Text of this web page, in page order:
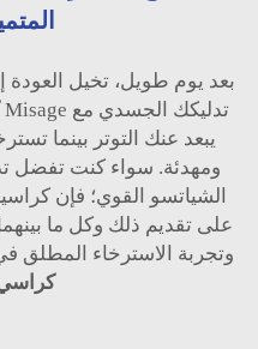
بعد يوم طويل، تخيل
تدليكك الجسدي مع Misage
يبعد عنك التوتر بينما
ومهدئة. سواء كنت تفضل
الشياتسو القوي؛ فإن
على تقديم ذلك وكل ما
وتجربة الاسترخاء المطلق
كراسي